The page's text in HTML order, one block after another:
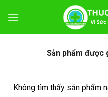
đến
Sản phẩm được
Không tìm thấy sản phẩm